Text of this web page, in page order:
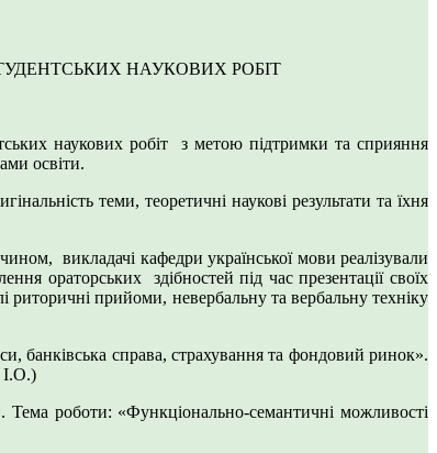
НАУКОВИХ РОБІТ
наукових робіт з метою підтримки та сприяння
освіти.
теми, теоретичні наукові результати та їхня
викладачі кафедри української мови реалізували
ораторських здібностей під час презентації своїх
прийоми, невербальну та вербальну техніку
банківська справа, страхування та фондовий ринок».
І.О.)
Тема роботи: «Функціонально-семантичні можливості